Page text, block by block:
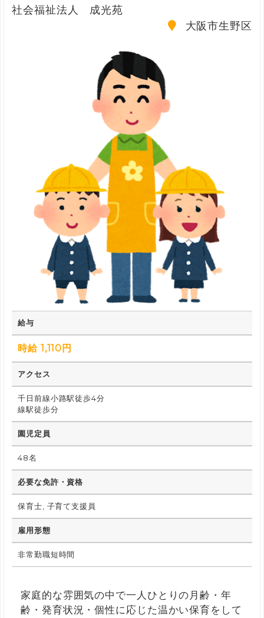
社会福祉法人 成光苑
大阪市生野区
給与
時給 1,110円
アクセス
千日前線小路駅徒歩4分
線駅徒歩分
園児定員
48名
必要な免許・資格
保育士, 子育て支援員
雇用形態
非常勤職短時間
家庭的な雰囲気の中で一人ひとりの月齢・年
齢・発育状況・個性に応じた温かい保育をして